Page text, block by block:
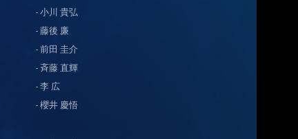
小川 貴弘
藤後 廉
前田 圭介
斉藤 直輝
李 広
櫻井 慶悟